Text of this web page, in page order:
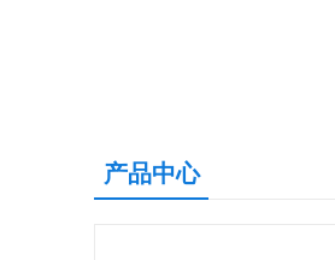
产品中心